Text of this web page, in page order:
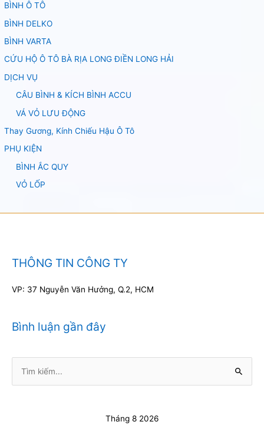
BÌNH Ô TÔ
BÌNH DELKO
BÌNH VARTA
CỨU HỘ Ô TÔ BÀ RỊA LONG ĐIỀN LONG HẢI
DỊCH VỤ
CÂU BÌNH & KÍCH BÌNH ACCU
VÁ VỎ LƯU ĐỘNG
Thay Gương, Kính Chiếu Hậu Ô Tô
PHỤ KIỆN
BÌNH ẮC QUY
VỎ LỐP
THÔNG TIN CÔNG TY
VP: 37 Nguyễn Văn Hưởng, Q.2, HCM
Bình luận gần đây
kiếm:
Tháng 8 2026